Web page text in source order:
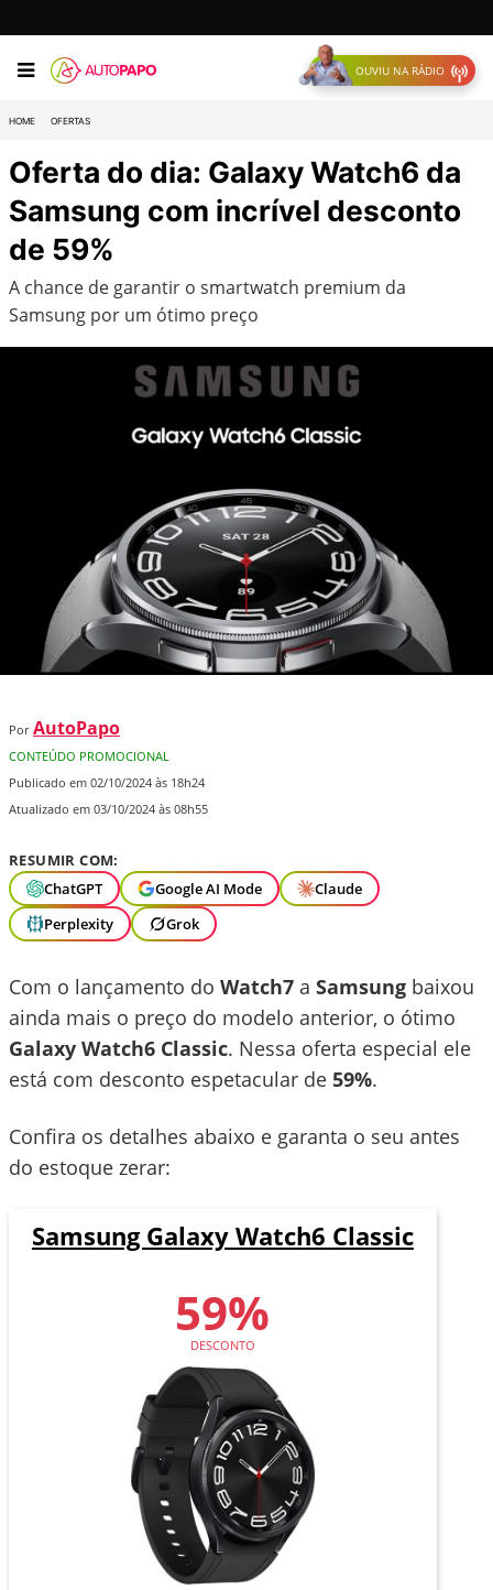
OUVIU NA RÁDIO
HOME OFERTAS
Oferta do dia: Galaxy Watch6 da
Samsung com incrível desconto
de 59%
A chance de garantir o smartwatch premium da
Samsung por um ótimo preço
Por AutoPapo
CONTEÚDO PROMOCIONAL
Publicado em 02/10/2024 às 18h24
Atualizado em 03/10/2024 às 08h55
RESUMIR COM:
ChatGPT
Google AI Mode
Claude
Perplexity
Grok
Com o lançamento do Watch7 a Samsung baixou
ainda mais o preço do modelo anterior, o ótimo
Galaxy Watch6 Classic. Nessa oferta especial ele
está com desconto espetacular de 59%.
Confira os detalhes abaixo e garanta o seu antes
do estoque zerar:
Samsung Galaxy Watch6 Classic
59%
DESCONTO